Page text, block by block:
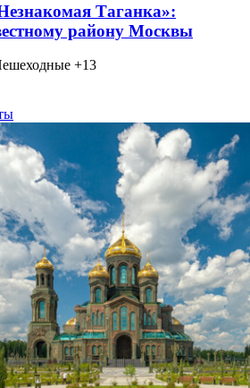
Таганка»:
району Москвы
+13